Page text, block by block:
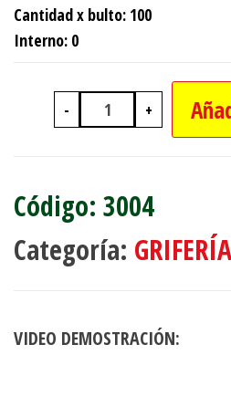
Cantidad x bulto: 100
Interno: 0
-
CAÑO PARA
+
3004
Categoría:
VIDEO DEMOSTRACIÓN: